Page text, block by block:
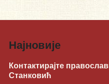
Најновије
Контактирајте
Станковић